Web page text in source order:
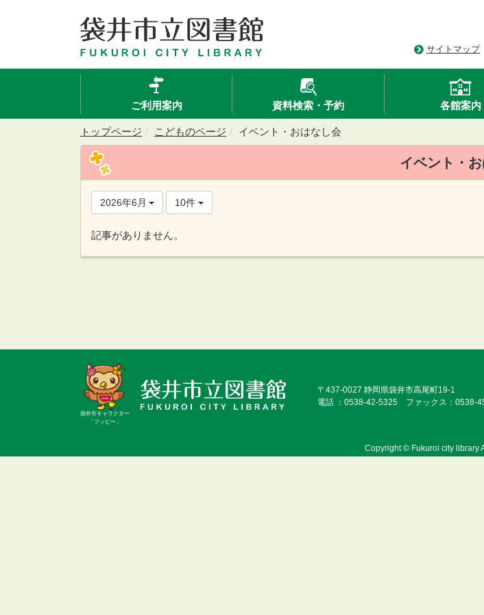
サイトマップ
ご利用案内 資料検索・予約 各館案内
トップページ こどものページ イベント・おはなし会
イベント・
2026年6月 10件
記事がありません。
袋井市キャラクター
「フッピー」
〒437-0027 静岡県袋井市高尾町19-1
電話 ：0538-42-5325 ファックス：0538-
Copyright © Fukuroi city library